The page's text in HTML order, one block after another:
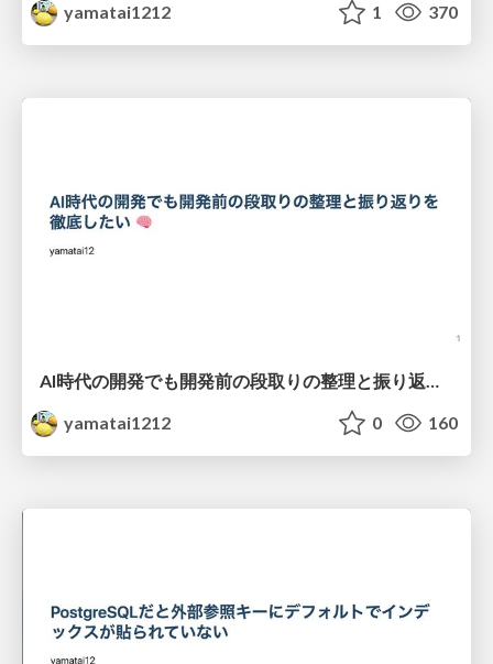
yamatai1212
1 370
yamatai1212
0 160